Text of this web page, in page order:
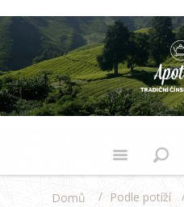
Domů / Podle potíží